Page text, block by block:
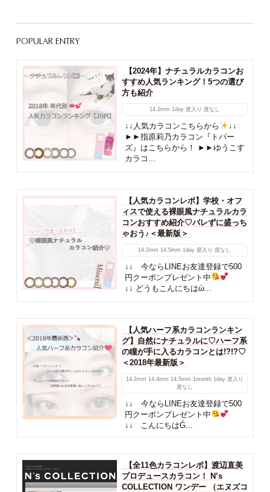
POPULAR ENTRY
【2024年】ナチュラルカラコンお
すすめ人気ランキング！5つの選び
方も紹介
14.2mm 1day 度入り 度なし
↓↓人気カラコンこちらから
↓↓
►►指原莉乃カラコン『トパー
ズ』はこちらから！ ►►ゆうこす
カラコ...
【人気カラコンレポ】学校・オフ
ィスで使える裸眼風ナチュラルカラ
コンおすすめ紹介♡バレずに盛っち
ゃおう♪＜最新版＞
14.2mm 14.5mm 1day 度入り 度なし
↓↓ 今ならLINEお友達登録で500
円クーポンプレゼント中
↓↓ どうもこんにちはὠ...
【人気ハーフ系カラコンランキン
グ】自然にナチュラルに♡ハーフ系
の瞳が手に入るカラコンとは!?!?♡
＜2018年最新版＞
14.2mm 14.4mm 14.5mm 1month 1day 度入り
度なし
↓↓ 今ならLINEお友達登録で500
円クーポンプレゼント中
↓↓ こんにちはǴ...
【全11色カラコンレポ】渡辺直美
プロデュースカラコン！ N’s
COLLECTION ワンデー （エヌズコ